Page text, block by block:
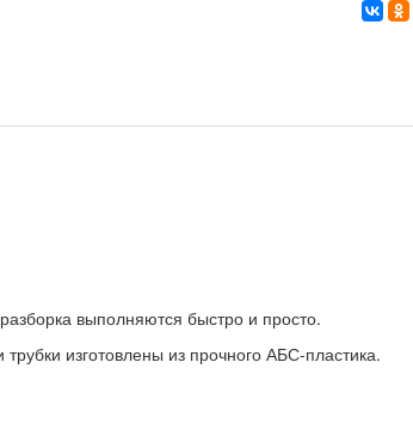
выполняются быстро и просто.
изготовлены из прочного АБС-пластика.